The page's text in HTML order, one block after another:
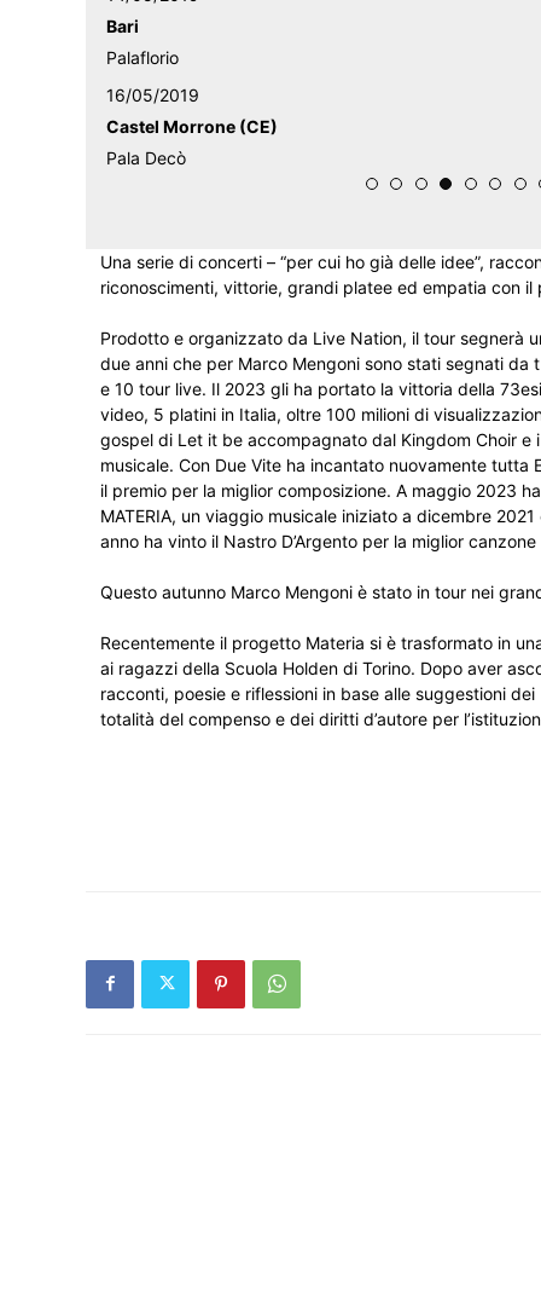
Bari
Palaflorio
16/05/2019
Castel Morrone (CE)
Pala Decò
Una serie di concerti – “per cui ho già delle idee”,
riconoscimenti, vittorie, grandi platee ed empatia con
Prodotto e organizzato da Live Nation, il tour segnerà
due anni che per Marco Mengoni sono stati segnati
e 10 tour live. Il 2023 gli ha portato la vittoria della
video, 5 platini in Italia, oltre 100 milioni di
gospel di Let it be accompagnato dal Kingdom Choir e
musicale. Con Due Vite ha incantato nuovamente tutta
il premio per la miglior composizione. A maggio 2023
MATERIA, un viaggio musicale iniziato a dicembre
anno ha vinto il Nastro D’Argento per la miglior
Questo autunno Marco Mengoni è stato in tour nei
Recentemente il progetto Materia si è trasformato in
ai ragazzi della Scuola Holden di Torino. Dopo aver
racconti, poesie e riflessioni in base alle suggestioni
totalità del compenso e dei diritti d’autore per